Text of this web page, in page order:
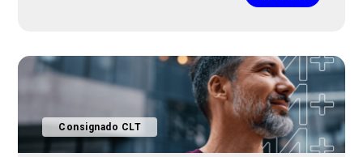
Consignado CLT